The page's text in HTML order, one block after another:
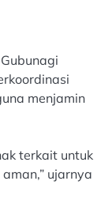
menjamin
terkait untuk
ujarnya